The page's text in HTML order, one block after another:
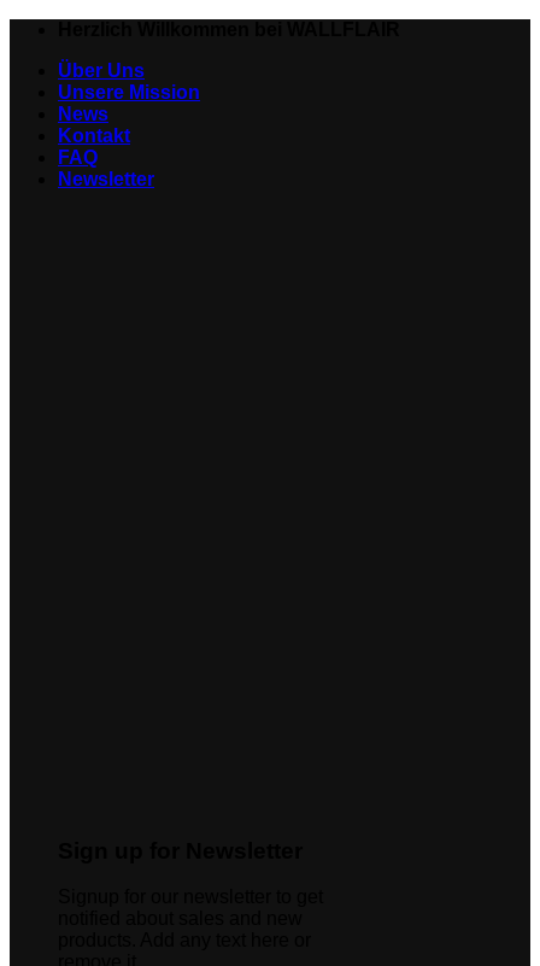
springenÜber Uns
Unsere Mission
News
Kontakt
FAQ
Newsletter